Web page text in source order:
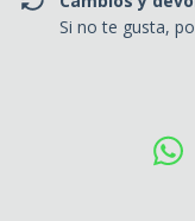
Si no te gusta,